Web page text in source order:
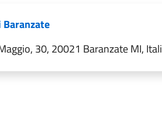
Baranzate
30, 20021 Baranzate MI,